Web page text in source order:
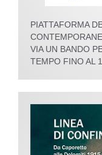
PIATTAFORMA
VIA UN BANDO
TEMPO FINO AL